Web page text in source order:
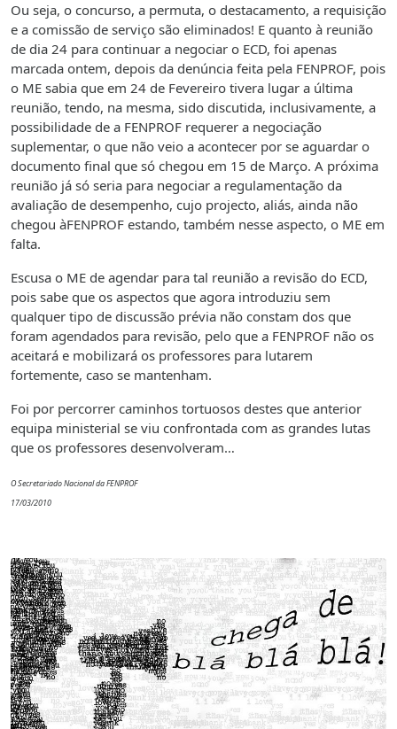
Ou seja, o concurso, a permuta, o destacamento, a requisição
e a comissão de serviço são eliminados! E quanto à reunião
de dia 24 para continuar a negociar o ECD, foi apenas
marcada ontem, depois da denúncia feita pela FENPROF, pois
o ME sabia que em 24 de Fevereiro tivera lugar a última
reunião, tendo, na mesma, sido discutida, inclusivamente, a
possibilidade de a FENPROF requerer a negociação
suplementar, o que não veio a acontecer por se aguardar o
documento final que só chegou em 15 de Março. A próxima
reunião já só seria para negociar a regulamentação da
avaliação de desempenho, cujo projecto, aliás, ainda não
chegou àFENPROF estando, também nesse aspecto, o ME em
falta.
Escusa o ME de agendar para tal reunião a revisão do ECD,
pois sabe que os aspectos que agora introduziu sem
qualquer tipo de discussão prévia não constam dos que
foram agendados para revisão, pelo que a FENPROF não os
aceitará e mobilizará os professores para lutarem
fortemente, caso se mantenham.
Foi por percorrer caminhos tortuosos destes que anterior
equipa ministerial se viu confrontada com as grandes lutas
que os professores desenvolveram…
O Secretariado Nacional da FENPROF
17/03/2010